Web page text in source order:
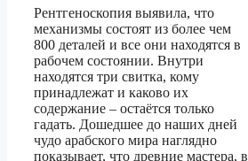
Рентгеноскопия выявила, что
механизмы состоят из более чем
800 деталей и все они находятся в
рабочем состоянии. Внутри
находятся три свитка, кому
принадлежат и каково их
содержание – остаётся только
гадать. Дошедшее до наших дней
чудо арабского мира наглядно
показывает, что древние мастера, в